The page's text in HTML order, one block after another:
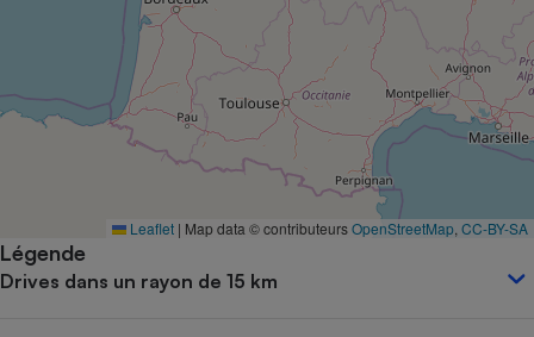
Leaflet | Map data © contributeursOpenStreetMap CC-BY-SA
Légende
Drives dans un rayon de 15 km
Complément
alimentaire
Assurance emprunteur
Banque
Petit électroménager -
Matelas
Mutuelle